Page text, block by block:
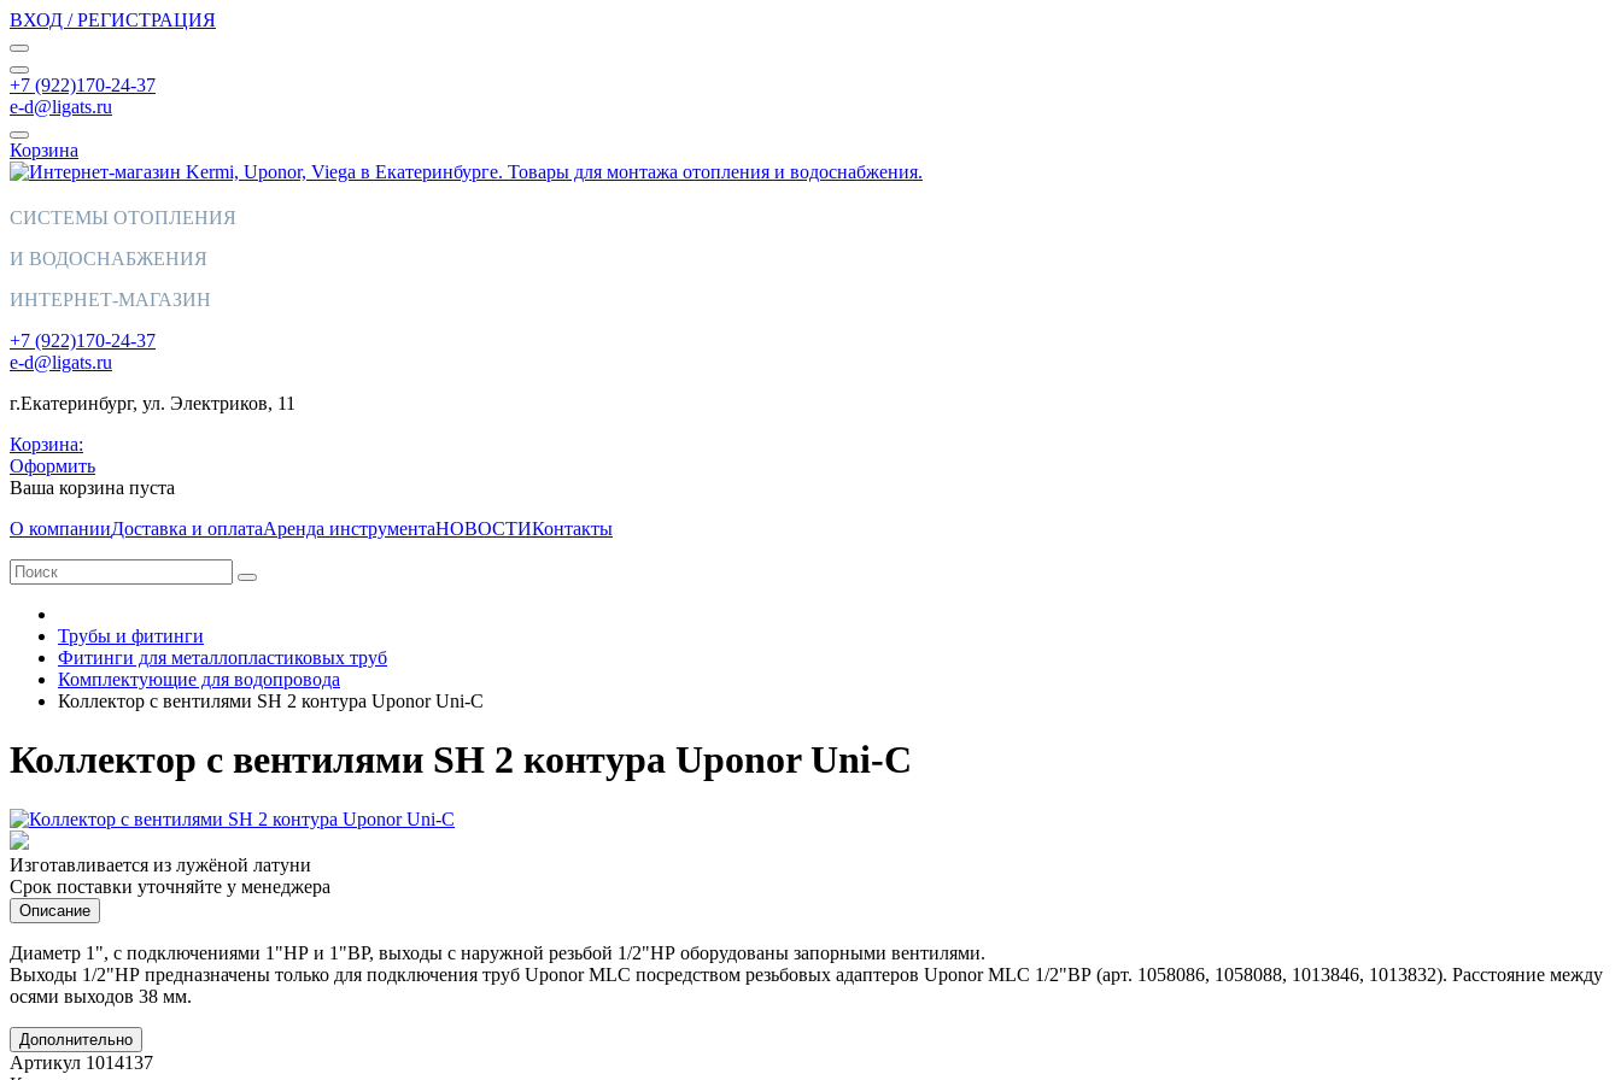
ВХОД / РЕГИСТРАЦИЯ
+7 (922)170-24-37
e-d@ligats.ru
Корзина
СИСТЕМЫ ОТОПЛЕНИЯ
И ВОДОСНАБЖЕНИЯ
ИНТЕРНЕТ-МАГАЗИН
+7 (922)170-24-37
e-d@ligats.ru
г.Екатеринбург, ул. Электриков, 11
Корзина:
Оформить
Ваша корзина пуста
О компанииДоставка и оплатаАренда инструментаНОВОСТИКонтакты
Трубы и фитинги
Фитинги для металлопластиковых труб
Комплектующие для водопровода
Коллектор с вентилями SH 2 контура Uponor Uni-C
Коллектор с вентилями SH 2 контура Uponor Uni-C
Изготавливается из лужёной латуни
Срок поставки уточняйте у менеджера
Описание
Диаметр 1", с подключениями 1"НР и 1"ВР, выходы с наружной резьбой 1/2"НР оборудованы запорными вентилями.
Выходы 1/2"НР предназначены только для подключения труб Uponor MLC посредством резьбовых адаптеров Uponor MLC 1/2"ВР (арт. 1058086, 1058088, 1013846, 1013832). Расстояние между
осями выходов 38 мм.
Дополнительно
Артикул 1014137